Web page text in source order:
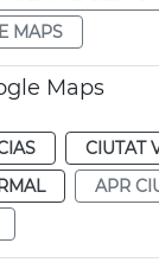
MAPS
Maps
CIUTAT
APR